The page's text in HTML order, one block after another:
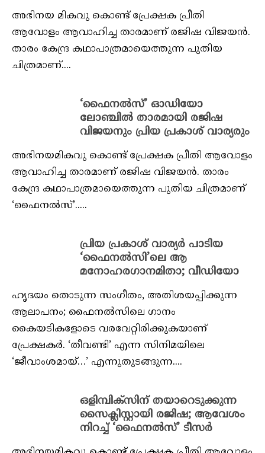
അഭിനയ മികവു കൊണ്ട് പ്രേക്ഷക പ്രീതി
ആവോളം ആവാഹിച്ച താരമാണ് രജിഷ വിജയന്‍.
താരം കേന്ദ്ര കഥാപാത്രമായെത്തുന്ന പുതിയ
ചിത്രമാണ്....
‘ഫൈനല്‍സ്’ ഓഡിയോ
ലോഞ്ചില്‍ താരമായി രജിഷ
വിജയനും പ്രിയ പ്രകാശ് വാര്യരും
അഭിനയമികവു കൊണ്ട് പ്രേക്ഷക പ്രീതി ആവോളം
ആവാഹിച്ച താരമാണ് രജിഷ വിജയന്‍. താരം
കേന്ദ്ര കഥാപാത്രമായെത്തുന്ന പുതിയ ചിത്രമാണ്
‘ഫൈനല്‍സ്’.....
പ്രിയ പ്രകാശ് വാര്യര്‍ പാടിയ
‘ഫൈനല്‍സി’ലെ ആ
മനോഹരഗാനമിതാ; വീഡിയോ
ഹൃദയം തൊടുന്ന സംഗീതം, അതിശയപ്പിക്കുന്ന
ആലാപനം; ഫൈനല്‍സിലെ ഗാനം
കൈയടികളോടെ വരവേറ്റിരിക്കുകയാണ്
പ്രേക്ഷകര്‍. ‘തീവണ്ടി’ എന്ന സിനിമയിലെ
‘ജീവാംശമായ്…’ എന്നുതുടങ്ങുന്ന....
ഒളിമ്പിക്‌സിന് തയാറെടുക്കുന്ന
സൈക്ലിസ്റ്റായി രജിഷ; ആവേശം
നിറച്ച് ‘ഫൈനൽസ്’ ടീസർ